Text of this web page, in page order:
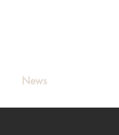
News